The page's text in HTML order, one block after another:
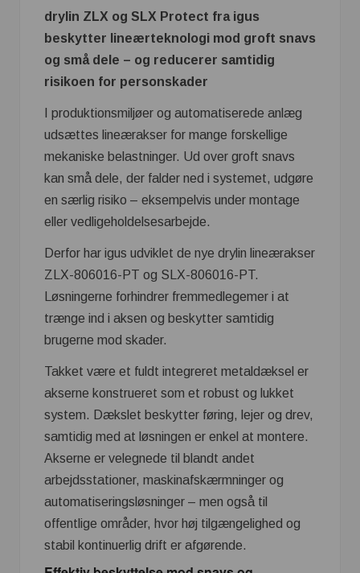
drylin ZLX og SLX Protect fra igus
beskytter lineærteknologi mod groft snavs
og små dele – og reducerer samtidig
risikoen for personskader
I produktionsmiljøer og automatiserede anlæg
udsættes lineærakser for mange forskellige
mekaniske belastninger. Ud over groft snavs
kan små dele, der falder ned i systemet, udgøre
en særlig risiko – eksempelvis under montage
eller vedligeholdelsesarbejde.
Derfor har igus udviklet de nye drylin lineærakser
ZLX-806016-PT og SLX-806016-PT.
Løsningerne forhindrer fremmedlegemer i at
trænge ind i aksen og beskytter samtidig
brugerne mod skader.
Takket være et fuldt integreret metaldæksel er
akserne konstrueret som et robust og lukket
system. Dækslet beskytter føring, lejer og drev,
samtidig med at løsningen er enkel at montere.
Akserne er velegnede til blandt andet
arbejdsstationer, maskinafskærmninger og
automatiseringsløsninger – men også til
offentlige områder, hvor høj tilgængelighed og
stabil kontinuerlig drift er afgørende.